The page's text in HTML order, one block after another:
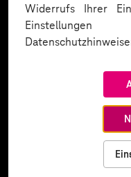
Widerrufs Ihrer